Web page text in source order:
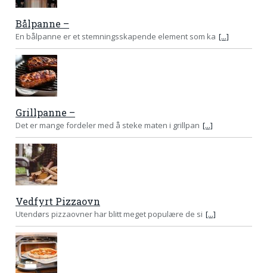
Bålpanne –
En bålpanne er et stemningsskapende element som ka [...]
Grillpanne –
Det er mange fordeler med å steke maten i grillpan [...]
Vedfyrt Pizzaovn
Utendørs pizzaovner har blitt meget populære de si [...]